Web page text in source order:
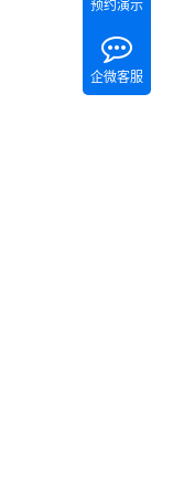
预约演示
企微客服